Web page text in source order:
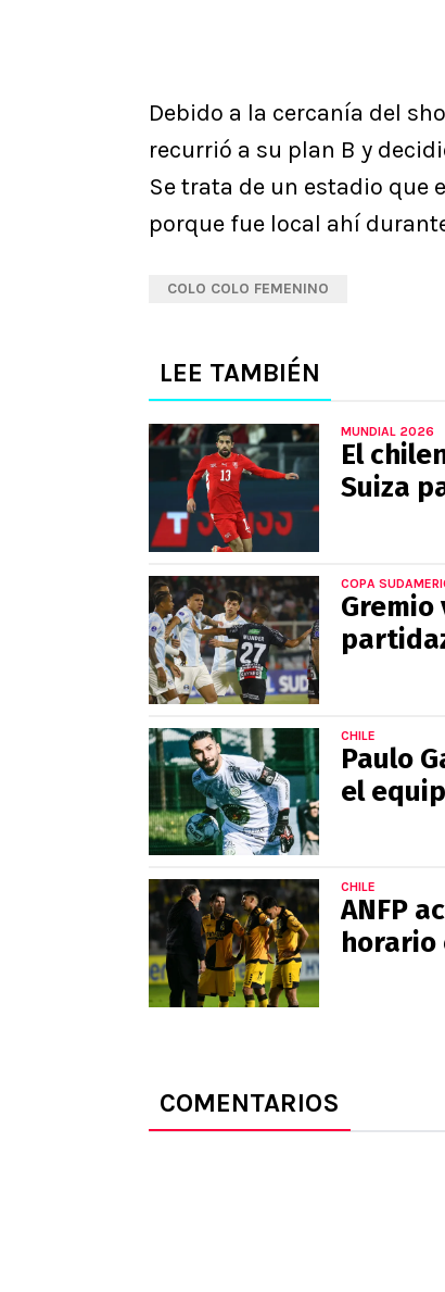
Debido a la cercanía del
recurrió a su plan B y
Se trata de un estadio que
porque fue local ahí
COLO COLO FEMENINO
LEE TAMBIÉN
MUNDIAL 2026
El
Suiza
COPA
Gremio
CHILE
Paulo
el
CHILE
ANFP
horario
COMENTARIOS